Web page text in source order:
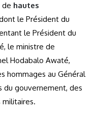
de hautes
le Président du
le Président du
le ministre de
Hodabalo Awaté,
hommages au Général
du gouvernement, des